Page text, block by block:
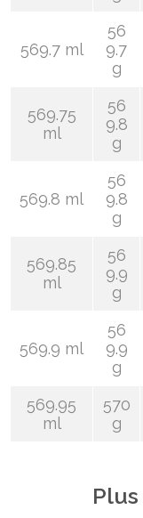
569.7 ml
56
9.7
g
569.75
ml
56
9.8
g
569.8 ml
56
9.8
g
569.85
ml
56
9.9
g
569.9 ml
56
9.9
g
569.95
ml
570
g